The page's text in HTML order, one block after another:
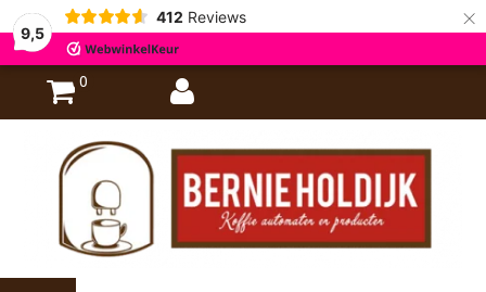
9,5
412 Reviews ×
0